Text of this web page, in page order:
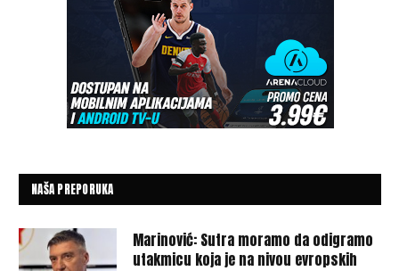
NAŠA PREPORUKA
Marinović: Sutra moramo da odigramo
utakmicu koja je na nivou evropskih